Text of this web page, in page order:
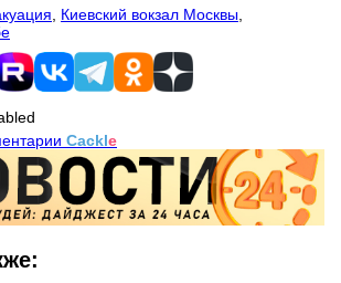
Киевский вокзал Москвы
Cackle